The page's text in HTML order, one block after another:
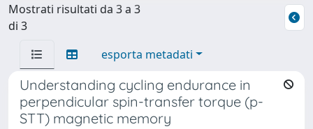
Mostrati risultati da 3 a 3
di 3
esporta metadati
Understanding cycling endurance in
perpendicular spin-transfer torque (p-
STT) magnetic memory